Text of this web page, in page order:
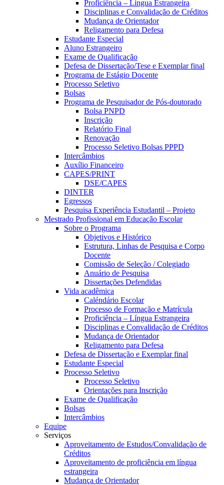
Proficiência – Língua Estrangeira
Disciplinas e Convalidação de Créditos
Mudança de Orientador
Religamento para Defesa
Estudante Especial
Aluno Estrangeiro
Exame de Qualificação
Defesa de Dissertação/Tese e Exemplar final
Programa de Estágio Docente
Processo Seletivo
Bolsas
Programa de Pesquisador de Pós-doutorado
Bolsa PNPD
Inscrição
Relatório Final
Renovação
Processo Seletivo Bolsas PPPD
Intercâmbios
Auxílio Financeiro
CAPES/PRINT
DSE/CAPES
DINTER
Egressos
Pesquisa Experiência Estudantil – Projeto
Mestrado Profissional em Educação Escolar
Sobre o Programa
Objetivos e Histórico
Estrutura, Linhas de Pesquisa e Corpo
Docente
Comissão de Seleção / Colegiado
Anuário de Pesquisa
Dissertações Defendidas
Vida acadêmica
Caléndário Escolar
Processo de Formação e Matrícula
Proficiência – Língua Estrangeira
Disciplinas e Convalidação de Créditos
Mudança de Orientador
Religamento para Defesa
Defesa de Dissertação e Exemplar final
Estudante Especial
Processo Seletivo
Processo Seletivo
Orientações para Inscrição
Exame de Qualificação
Bolsas
Intercâmbios
Equipe
Serviços
Aproveitamento de Estudos/Convalidação de
Créditos
Aproveitamento de proficiência em língua
estrangeira
Mudança de Orientador